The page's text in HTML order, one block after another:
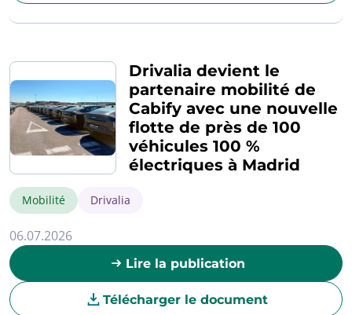
Drivalia devient le
partenaire mobilité de
Cabify avec une nouvelle
flotte de près de 100
véhicules 100 %
électriques à Madrid
Mobilité Drivalia
06.07.2026
Lire la publication
Télécharger le document